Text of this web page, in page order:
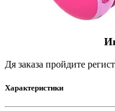
Дя заказа пройдите
Характеристики